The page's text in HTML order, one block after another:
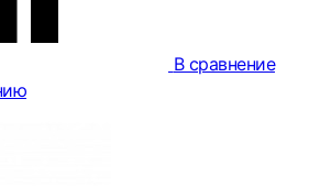
В сравнение